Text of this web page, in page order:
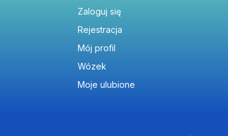
Zaloguj się
Rejestracja
Mój profil
Wózek
Moje ulubione